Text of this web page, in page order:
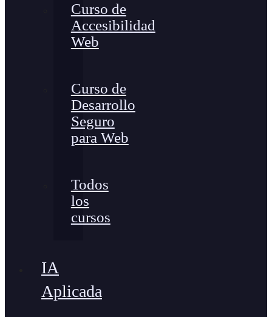
Curso de
Accesibilidad
Web
Curso de
Desarrollo
Seguro
para Web
Todos
los
cursos
IA
Aplicada